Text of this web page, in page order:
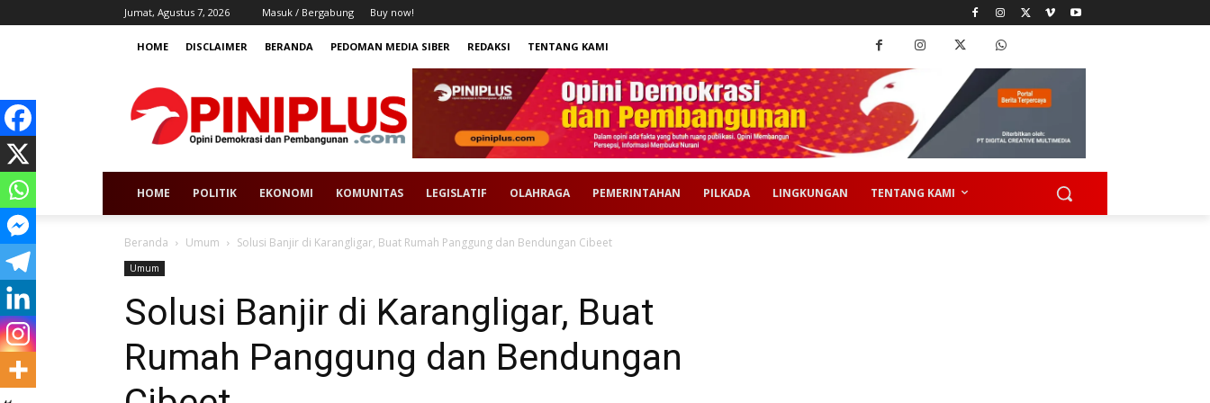
Jumat, Agustus 7, 2026 Masuk / Bergabung Buy now!
HOME DISCLAIMER BERANDA PEDOMAN MEDIA SIBER REDAKSI TENTANG KAMI
HOME POLITIK EKONOMI KOMUNITAS LEGISLATIF OLAHRAGA PEMERINTAHAN PILKADA LINGKUNGAN TENTANG KAMI
Beranda Umum Solusi Banjir di Karangligar, Buat Rumah Panggung dan Bendungan Cibeet
Umum
Solusi Banjir di Karangligar, Buat
Rumah Panggung dan Bendungan